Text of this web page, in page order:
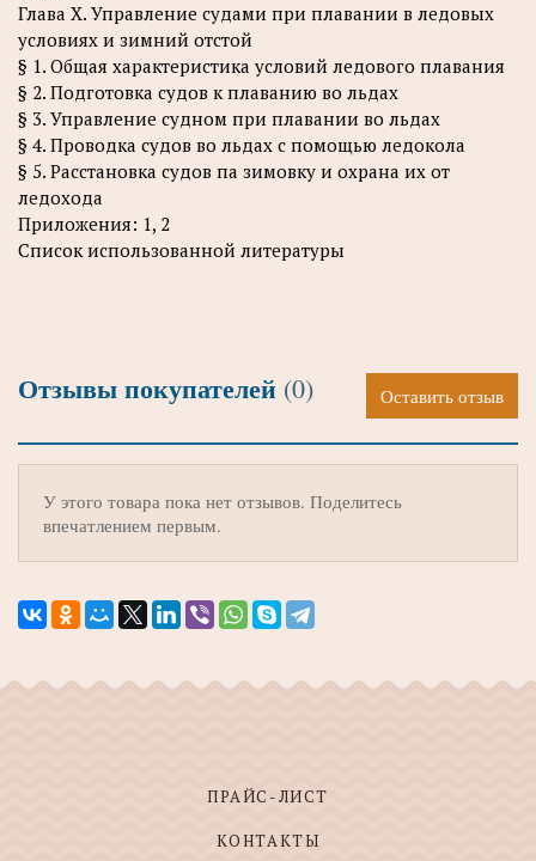
Глава X. Управление судами при плавании в ледовых
условиях и зимний отстой
§ 1. Общая характеристика условий ледового плавания
§ 2. Подготовка судов к плаванию во льдах
§ 3. Управление судном при плавании во льдах
§ 4. Проводка судов во льдах с помощью ледокола
§ 5. Расстановка судов па зимовку и охрана их от
ледохода
Приложения: 1, 2
Список использованной литературы
Отзывы покупателей (0) Оставить отзыв
У этого товара пока нет отзывов. Поделитесь
впечатлением первым.
ПРАЙС-ЛИСТ
КОНТАКТЫ